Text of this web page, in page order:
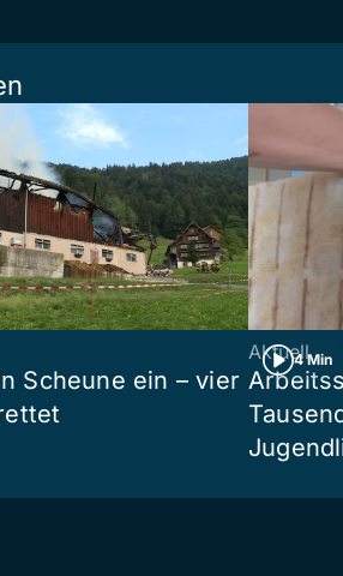
Scheune ein – vier
4 Min
Aktuell